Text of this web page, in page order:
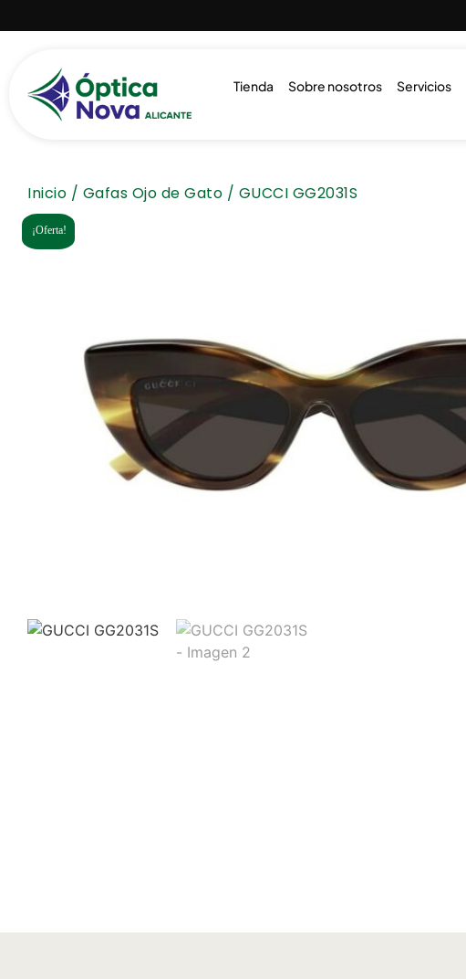
Tienda Sobre nosotros Servicios
Inicio / Gafas Ojo de Gato / GUCCI GG2031S
¡Oferta!